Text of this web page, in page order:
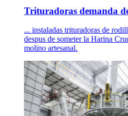
Trituradoras demanda
... instaladas trituradoras de
despus de someter la Harina
molino artesanal.